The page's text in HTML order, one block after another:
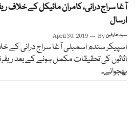
آغا سراج درانی، کامران مائیکل کے خلاف
ارسال
April 30, 2019 Byسید عارفین
اسپیکر سندھ اسمبلی آغا سراج درانی کے
اثاثوں کی تحقیقات مکمل ہونے کے بعد
بھجوائے۔